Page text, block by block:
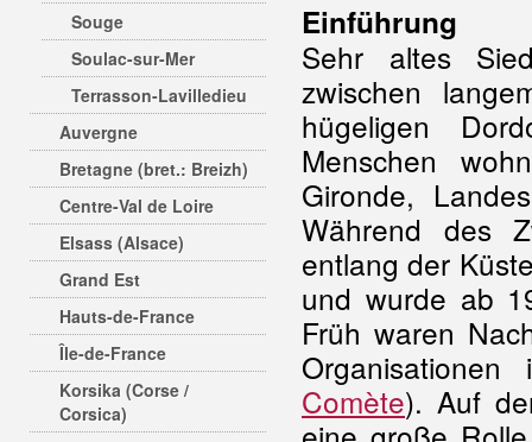
Souge
Soulac-sur-Mer
Terrasson-Lavilledieu
Auvergne
Bretagne (bret.: Breizh)
Centre-Val de Loire
Elsass (Alsace)
Grand Est
Hauts-de-France
Île-de-France
Korsika (Corse /
Corsica)
Einführung
Sehr altes
zwischen
hügeligen
Menschen
Gironde,
Während des
entlang der
und wurde ab
Früh waren
Comète). Auf